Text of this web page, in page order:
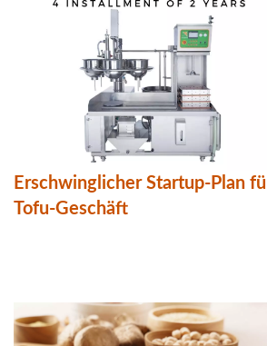
Erschwinglicher Startup-Plan
Tofu-Geschäft